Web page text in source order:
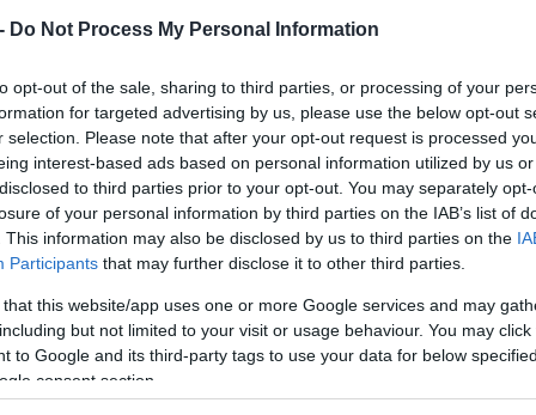
Do Not Process My Personal Information
opt-out of the sale, sharing to third parties, or processing of your
for targeted advertising by us, please use the below opt-out
selection. Please note that after your opt-out request is processed
interest-based ads based on personal information utilized by us
to third parties prior to your opt-out. You may separately
of your personal information by third parties on the IAB’s list of
This information may also be disclosed by us to third parties on the
Participants that may further disclose it to other third parties.
that this website/app uses one or more Google services and may
but not limited to your visit or usage behaviour. You may
to Google and its third-party tags to use your data for below
consent section.
πρόβλεψη χαλαρώνουν τον φόβο
μετά τη δημοσίευση των
αποτελεσμάτων του τεχνολογικού
ημιαγωγών τεχνητής νοημοσύνης
21:30
21:15
20:53